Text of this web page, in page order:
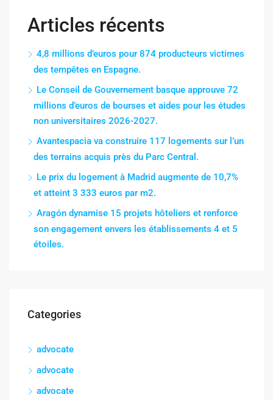
Articles récents
4,8 millions d’euros pour 874 producteurs victimes
des tempêtes en Espagne.
Le Conseil de Gouvernement basque approuve 72
millions d’euros de bourses et aides pour les études
non universitaires 2026-2027.
Avantespacia va construire 117 logements sur l’un
des terrains acquis près du Parc Central.
Le prix du logement à Madrid augmente de 10,7%
et atteint 3 333 euros par m2.
Aragón dynamise 15 projets hôteliers et renforce
son engagement envers les établissements 4 et 5
étoiles.
Categories
advocate
advocate
advocate